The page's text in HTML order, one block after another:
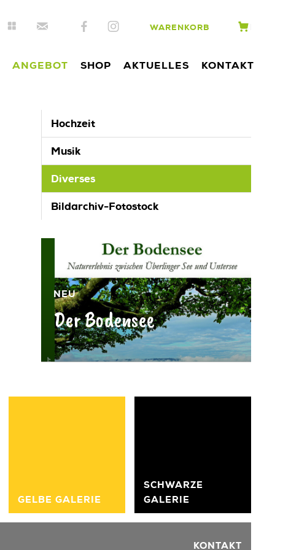
WARENKORB
ANGEBOT SHOP AKTUELLES KONTAKT
Hochzeit
Musik
Diverses
Bildarchiv-Fotostock
NEU
Der Bodensee
GELBE GALERIE
SCHWARZE
GALERIE
KONTAKT